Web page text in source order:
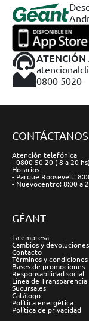
ATENCIÓN
0800 5020
CONTÁCTANOS
Atención telefónica
- 0800 50 20 ( 8 a 20 hs)
Horarios
- Parque Roosevelt:
- Nuevocentro: 8:00 a
GÉANT
La empresa
Cambios y devoluciones
Contacto
Términos y condiciones
Bases de promociones
Responsabilidad social
Línea de Transparencia
Sucursales
Catálogo
Política energética
Política de privacidad